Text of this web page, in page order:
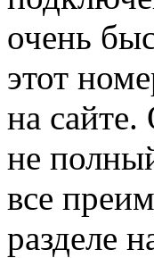
очень
этот
на
не
все
разделе